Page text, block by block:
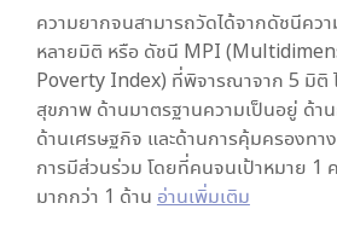
ความยากจนสามารถวัดได้จากดัชนีคว
หลายมิติ หรือ ดัชนี MPI
Poverty Index) ที่พิจารณาจาก 5 มิติ
สุขภาพ ด้านมาตรฐานความเป็นอยู่ ด้า
ด้านเศรษฐกิจ และด้านการคุ้มครองทา
การมีส่วนร่วม โดยที่คนจนเป้าหมาย 1
มากกว่า 1 ด้าน อ่านเพิ่มเติม